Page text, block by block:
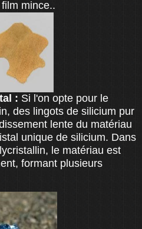
mince..
: Si l'on opte pour le
des lingots de silicium pur
lente du matériau
unique de silicium. Dans
le matériau est
formant plusieurs